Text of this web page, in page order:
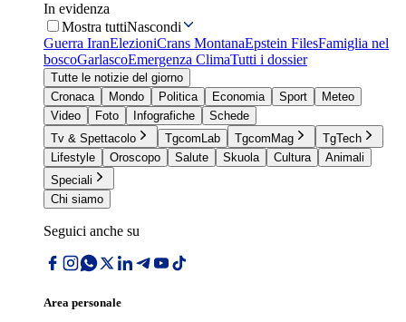
In evidenza
Mostra tuttiNascondi
Guerra IranElezioniCrans MontanaEpstein FilesFamiglia nel
boscoGarlascoEmergenza ClimaTutti i dossier
Tutte le notizie del giorno
Cronaca
Mondo Politica Economia Sport
Meteo
Video
Foto Infografiche
Schede
Tv & Spettacolo
TgcomLab TgcomMag
TgTech
Lifestyle
Oroscopo Salute Skuola Cultura
Animali
Speciali
Chi siamo
Seguici anche su
Area personale